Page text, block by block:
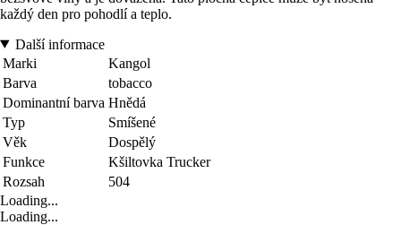
každý den pro pohodlí a teplo.
Další informace
Marki
Kangol
Barva
tobacco
Dominantní barva Hnědá
Typ
Smíšené
Věk
Dospělý
Funkce
Kšiltovka Trucker
Rozsah
504
Loading...
Loading...